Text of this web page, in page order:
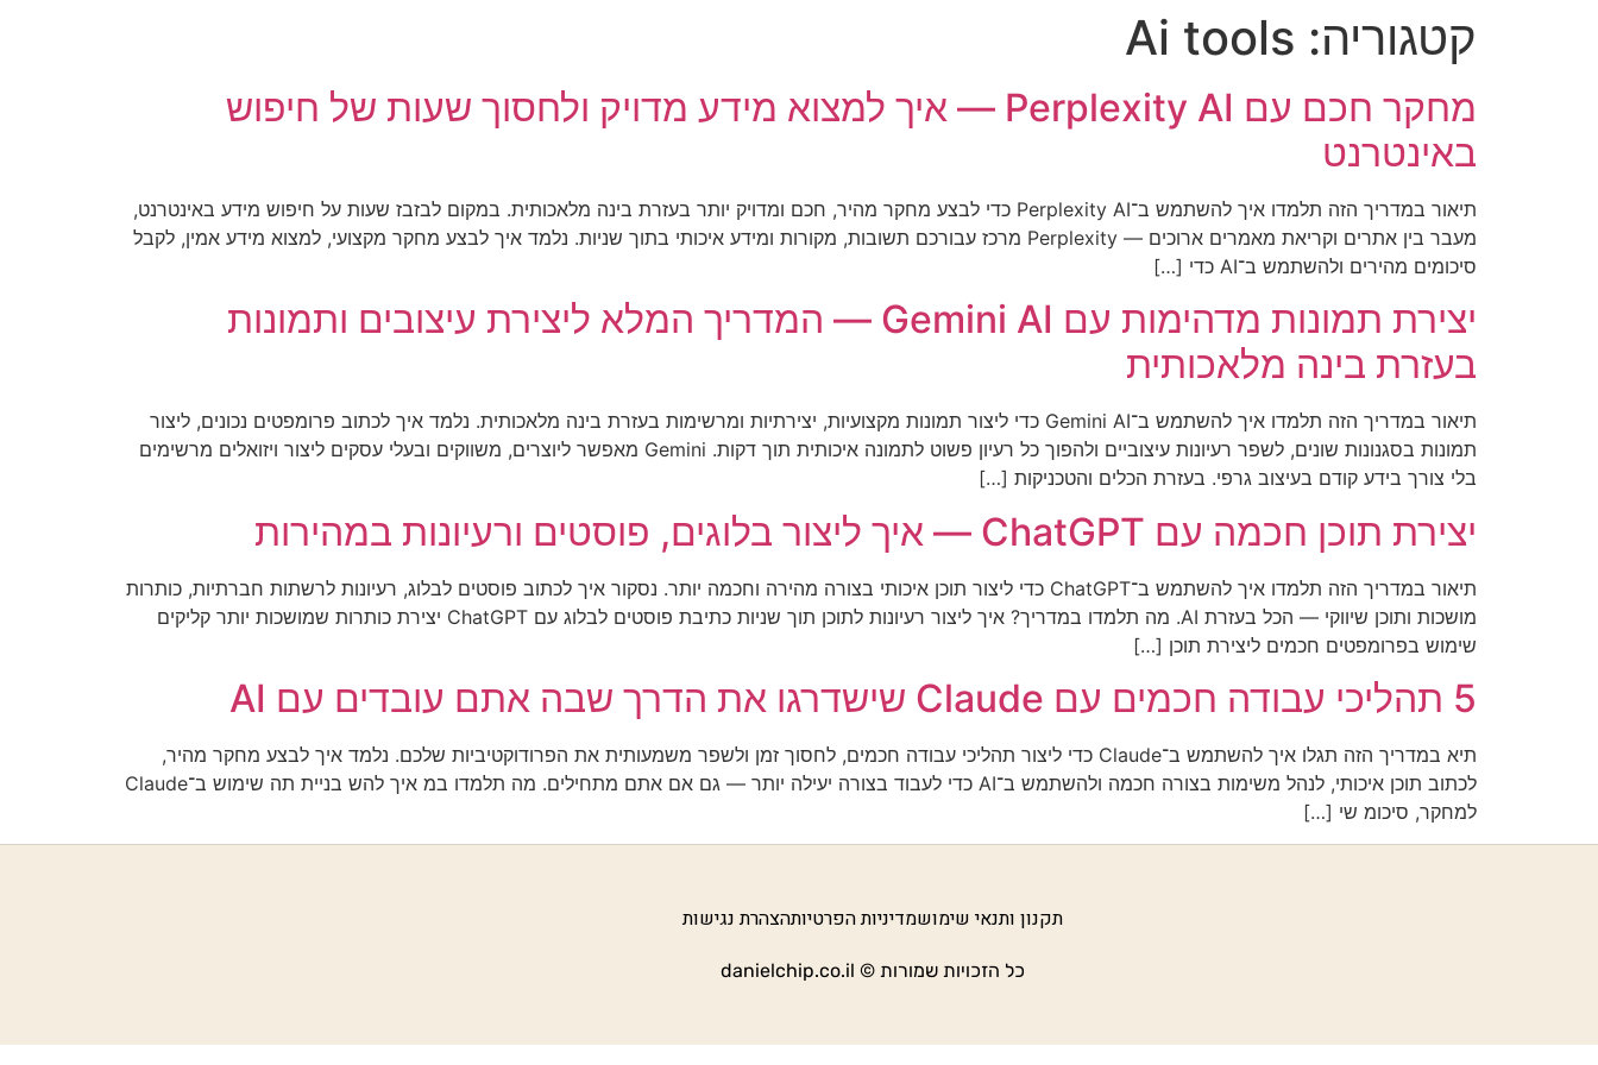
קטגוריה: Ai tools
מחקר חכם עם Perplexity AI — איך למצוא מידע מדויק ולחסוך שעות של חיפוש
באינטרנט
תיאור במדריך הזה תלמדו איך להשתמש ב־Perplexity AI כדי לבצע מחקר מהיר, חכם ומדויק יותר בעזרת בינה מלאכותית. במקום לבזבז שעות על חיפוש מידע באינטרנט,
מעבר בין אתרים וקריאת מאמרים ארוכים — Perplexity מרכז עבורכם תשובות, מקורות ומידע איכותי בתוך שניות. נלמד איך לבצע מחקר מקצועי, למצוא מידע אמין, לקבל
סיכומים מהירים ולהשתמש ב־AI כדי […]
יצירת תמונות מדהימות עם Gemini AI — המדריך המלא ליצירת עיצובים ותמונות
בעזרת בינה מלאכותית
תיאור במדריך הזה תלמדו איך להשתמש ב־Gemini AI כדי ליצור תמונות מקצועיות, יצירתיות ומרשימות בעזרת בינה מלאכותית. נלמד איך לכתוב פרומפטים נכונים, ליצור
תמונות בסגנונות שונים, לשפר רעיונות עיצוביים ולהפוך כל רעיון פשוט לתמונה איכותית תוך דקות. Gemini מאפשר ליוצרים, משווקים ובעלי עסקים ליצור ויזואלים מרשימים
בלי צורך בידע קודם בעיצוב גרפי. בעזרת הכלים והטכניקות […]
יצירת תוכן חכמה עם ChatGPT — איך ליצור בלוגים, פוסטים ורעיונות במהירות
תיאור במדריך הזה תלמדו איך להשתמש ב־ChatGPT כדי ליצור תוכן איכותי בצורה מהירה וחכמה יותר. נסקור איך לכתוב פוסטים לבלוג, רעיונות לרשתות חברתיות, כותרות
מושכות ותוכן שיווקי — הכל בעזרת AI. מה תלמדו במדריך? איך ליצור רעיונות לתוכן תוך שניות כתיבת פוסטים לבלוג עם ChatGPT יצירת כותרות שמושכות יותר קליקים
שימוש בפרומפטים חכמים ליצירת תוכן […]
5 תהליכי עבודה חכמים עם Claude שישדרגו את הדרך שבה אתם עובדים עם AI
תיא במדריך הזה תגלו איך להשתמש ב־Claude כדי ליצור תהליכי עבודה חכמים, לחסוך זמן ולשפר משמעותית את הפרודוקטיביות שלכם. נלמד איך לבצע מחקר מהיר,
לכתוב תוכן איכותי, לנהל משימות בצורה חכמה ולהשתמש ב־AI כדי לעבוד בצורה יעילה יותר — גם אם אתם מתחילים. מה תלמדו במ איך להש בניית תה שימוש ב־Claude
למחקר, סיכומ שי […]
תקנון ותנאי שימושמדיניות הפרטיותהצהרת נגישות
כל הזכויות שמורות © danielchip.co.il